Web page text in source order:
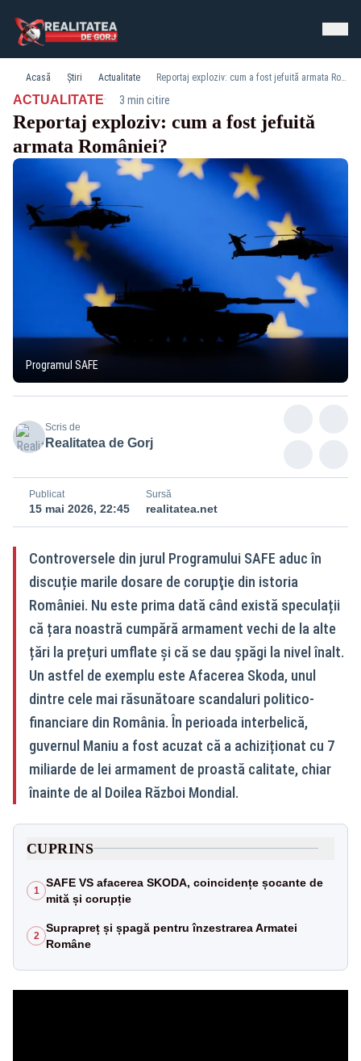
Acasă Știri Actualitate Reportaj exploziv: cum a fost jefuită armata României?
ACTUALITATE· 3 min citire
Reportaj exploziv: cum a fost jefuită
armata României?
Programul SAFE
Scris de
Realitatea de Gorj
Publicat
15 mai 2026, 22:45
Sursă
realitatea.net
Controversele din jurul Programului SAFE aduc în
discuție marile dosare de corupţie din istoria
României. Nu este prima dată când există speculații
că țara noastră cumpără armament vechi de la alte
țări la prețuri umflate și că se dau șpăgi la nivel înalt.
Un astfel de exemplu este Afacerea Skoda, unul
dintre cele mai răsunătoare scandaluri politico-
financiare din România. În perioada interbelică,
guvernul Maniu a fost acuzat că a achiziționat cu 7
miliarde de lei armament de proastă calitate, chiar
înainte de al Doilea Război Mondial.
CUPRINS
1
SAFE VS afacerea SKODA, coincidențe șocante de
mită și corupție
2
Suprapreț și șpagă pentru înzestrarea Armatei
Române